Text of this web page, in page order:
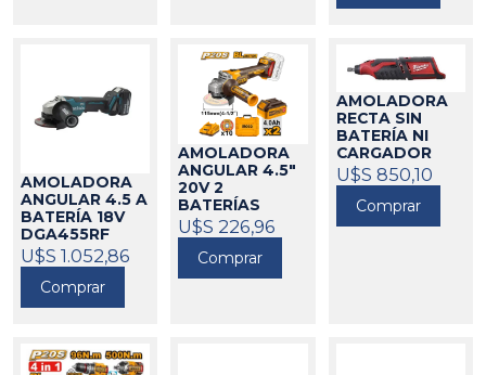
AMOLADORA
ANGULAR 4.5 A
BATERÍA 18V
DGA455RF
MAKITA325164
U$S 1.052,86
Comprar
AMOLADORA
ANGULAR 4.5"
20V 2
BATERÍAS
4.0AH INGCO
424136
U$S 226,96
Comprar
AMOLADORA
RECTA SIN
BATERÍA NI
CARGADOR
2460-20
MILWAUKEE
271111
U$S 850,10
Comprar